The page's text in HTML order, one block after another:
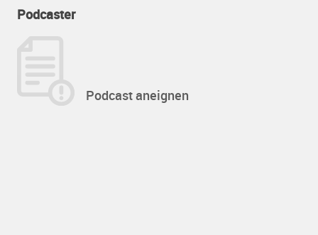
Podcaster
Podcast aneignen